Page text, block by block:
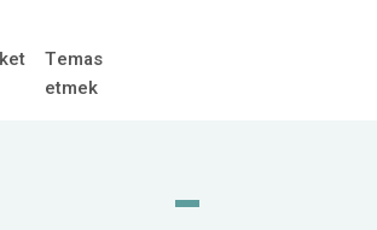
Temas
etmek